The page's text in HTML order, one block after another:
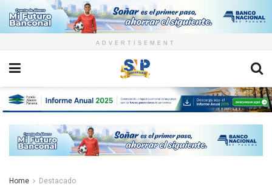
ADVERTISEMENT
Home Destacado